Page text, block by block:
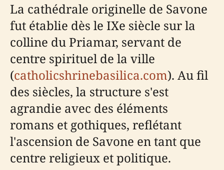
La cathédrale originelle de Savone
fut établie dès le IXe siècle sur la
colline du Priamar, servant de
centre spirituel de la ville
(catholicshrinebasilica.com). Au fil
des siècles, la structure s'est
agrandie avec des éléments
romans et gothiques, reflétant
l'ascension de Savone en tant que
centre religieux et politique.